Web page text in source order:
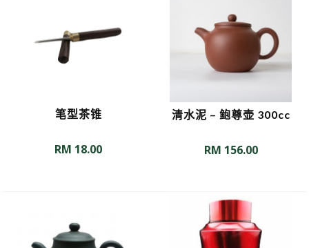
笔型茶锥
RM 18.00
清水泥 – 鲍尊壶 300cc
RM 156.00